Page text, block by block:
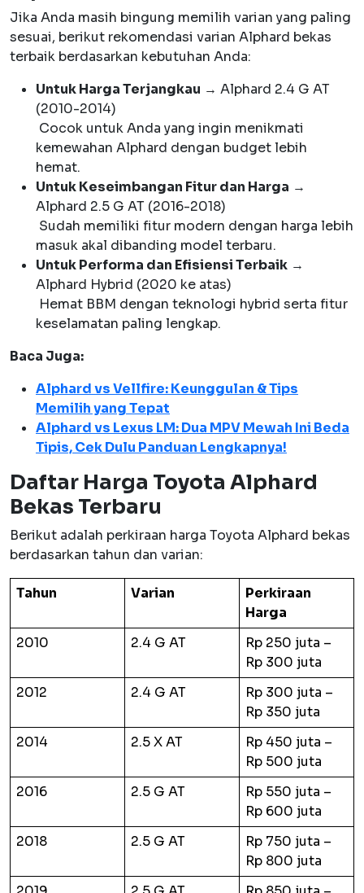
Jika Anda masih bingung memilih varian yang paling
sesuai, berikut rekomendasi varian Alphard bekas
terbaik berdasarkan kebutuhan Anda:
Untuk Harga Terjangkau → Alphard 2.4 G AT
(2010-2014)
Cocok untuk Anda yang ingin menikmati
kemewahan Alphard dengan budget lebih
hemat.
Untuk Keseimbangan Fitur dan Harga →
Alphard 2.5 G AT (2016-2018)
Sudah memiliki fitur modern dengan harga lebih
masuk akal dibanding model terbaru.
Untuk Performa dan Efisiensi Terbaik →
Alphard Hybrid (2020 ke atas)
Hemat BBM dengan teknologi hybrid serta fitur
keselamatan paling lengkap.
Baca Juga:
Alphard vs Vellfire: Keunggulan & Tips
Memilih yang Tepat
Alphard vs Lexus LM: Dua MPV Mewah Ini Beda
Tipis, Cek Dulu Panduan Lengkapnya!
Daftar Harga Toyota Alphard
Bekas Terbaru
Berikut adalah perkiraan harga Toyota Alphard bekas
berdasarkan tahun dan varian:
Tahun Varian
Perkiraan
Harga
2010
2.4 G AT
Rp 250 juta –
Rp 300 juta
2012
2.4 G AT
Rp 300 juta –
Rp 350 juta
2014
2.5 X AT
Rp 450 juta –
Rp 500 juta
2016
2.5 G AT
Rp 550 juta –
Rp 600 juta
2018
2.5 G AT
Rp 750 juta –
Rp 800 juta